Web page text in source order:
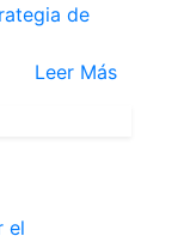
de
Leer Más
el